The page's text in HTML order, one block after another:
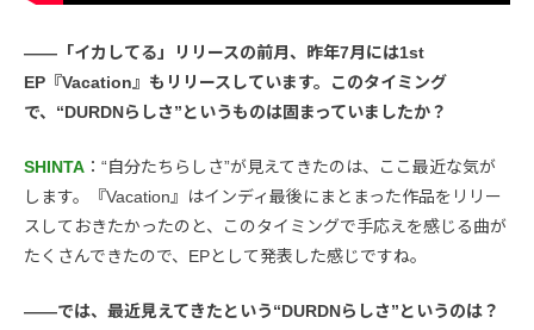
――「イカしてる」リリースの前月、昨年7月には1st
EP『Vacation』もリリースしています。このタイミング
で、“DURDNらしさ”というものは固まっていましたか？
SHINTA ：“自分たちらしさ”が見えてきたのは、ここ最近な気が
します。『Vacation』はインディ最後にまとまった作品をリリー
スしておきたかったのと、このタイミングで手応えを感じる曲が
たくさんできたので、EPとして発表した感じですね。
――では、最近見えてきたという“DURDNらしさ”というのは？